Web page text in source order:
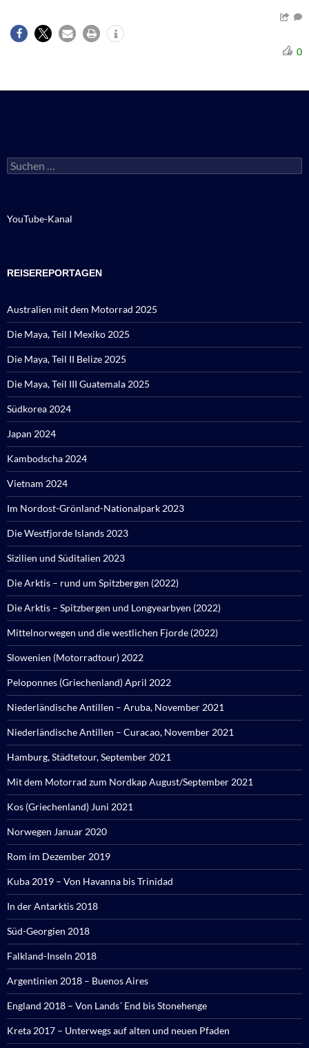
0
Suchen
nach:
YouTube-Kanal
REISEREPORTAGEN
Australien mit dem Motorrad 2025
Die Maya, Teil I Mexiko 2025
Die Maya, Teil II Belize 2025
Die Maya, Teil III Guatemala 2025
Südkorea 2024
Japan 2024
Kambodscha 2024
Vietnam 2024
Im Nordost-Grönland-Nationalpark 2023
Die Westfjorde Islands 2023
Sizilien und Süditalien 2023
Die Arktis – rund um Spitzbergen (2022)
Die Arktis – Spitzbergen und Longyearbyen (2022)
Mittelnorwegen und die westlichen Fjorde (2022)
Slowenien (Motorradtour) 2022
Peloponnes (Griechenland) April 2022
Niederländische Antillen – Aruba, November 2021
Niederländische Antillen – Curacao, November 2021
Hamburg, Städtetour, September 2021
Mit dem Motorrad zum Nordkap August/September 2021
Kos (Griechenland) Juni 2021
Norwegen Januar 2020
Rom im Dezember 2019
Kuba 2019 – Von Havanna bis Trinidad
In der Antarktis 2018
Süd-Georgien 2018
Falkland-Inseln 2018
Argentinien 2018 – Buenos Aires
England 2018 – Von Lands´ End bis Stonehenge
Kreta 2017 – Unterwegs auf alten und neuen Pfaden